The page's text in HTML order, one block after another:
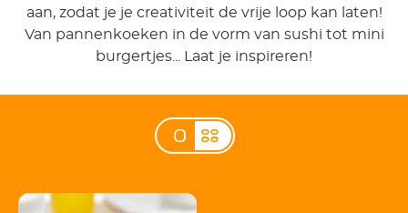
aan, zodat je je creativiteit de vrije loop kan laten!
Van pannenkoeken in de vorm van sushi tot mini
burgertjes... Laat je inspireren!
Pannenkoeken met